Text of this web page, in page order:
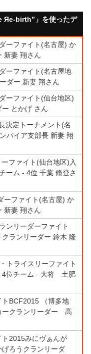
Яe-birth”」を使ったデ
ーファイト(名古屋) か
新妻 翔さん
ーファイト(名古屋地
ダー 新妻 翔さん
ーファイト(仙台地区)
とかげ さん
決定トーナメント(名
パイア支部長 新妻 翔
ファイト(仙台地区)入
ーム - 4位 千葉 脩登さ
ーファイト(名古屋) か
新妻 翔さん
ンリーダーファイト
クランリーダー 鈴木 隆
トライスリーファイト
4位チーム - 大将 土肥
BCF2015 （博多地
ークランリーダー 高
2015みにヴぁんが
ろうクランリーダ